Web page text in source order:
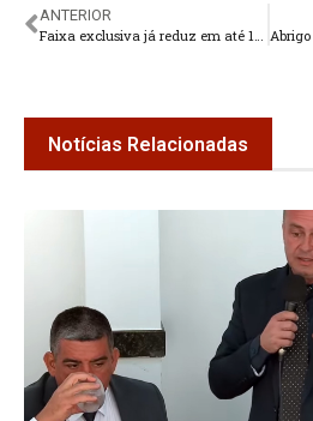
ANTERIOR
Faixa exclusiva já reduz em até 15% o tempo de viagem dos ônibus em Teresópolis
Notícias Relacionadas